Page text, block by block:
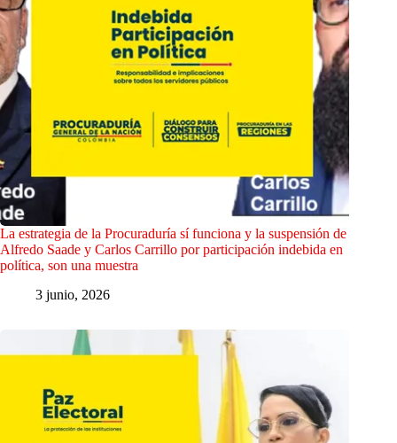
La estrategia de la Procuraduría sí funciona y la suspensión de
Alfredo Saade y Carlos Carrillo por participación indebida en
política, son una muestra
3 junio, 2026